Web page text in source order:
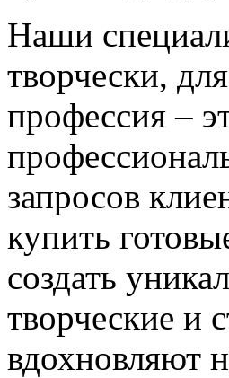
Наши
творчески,
профессия –
запросов
купить
создать
творческие и
вдохновляют